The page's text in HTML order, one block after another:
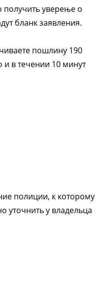
уверење о
бланк заявления.
пошлину 190
и в течении 10 минут
полиции, к которому
уточнить у владельца